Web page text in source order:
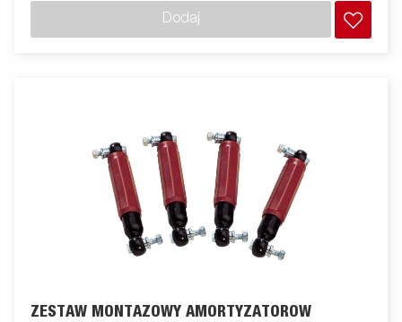
Dodaj
ZESTAW MONTAŻOWY AMORTYZATORÓW